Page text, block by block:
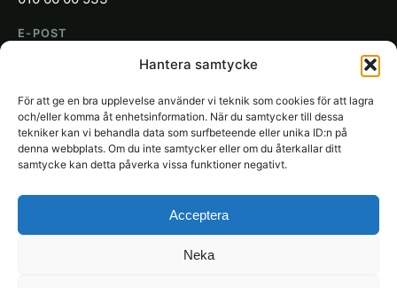
Hantera samtycke
För att ge en bra upplevelse använder vi teknik som cookies för att lagra
och/eller komma åt enhetsinformation. När du samtycker till dessa
tekniker kan vi behandla data som surfbeteende eller unika ID:n på
denna webbplats. Om du inte samtycker eller om du återkallar ditt
samtycke kan detta påverka vissa funktioner negativt.
Acceptera
Neka
E-POST
SAKON
Gjuterigatan 19
652 21 Karlstad